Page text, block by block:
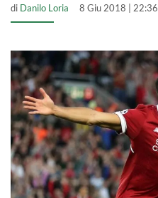
di Danilo Loria 8 Giu 2018 | 22:36